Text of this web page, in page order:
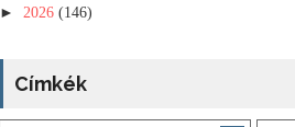
► 2026 (146)
Címkék